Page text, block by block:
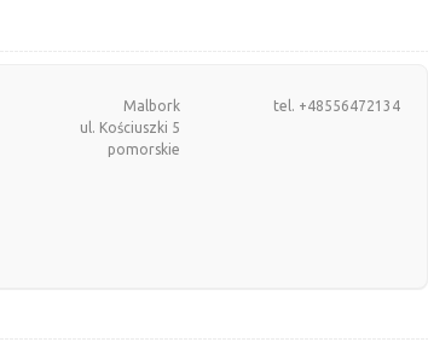
Malbork
ul. Kościuszki 5
pomorskie
tel. +48556472134